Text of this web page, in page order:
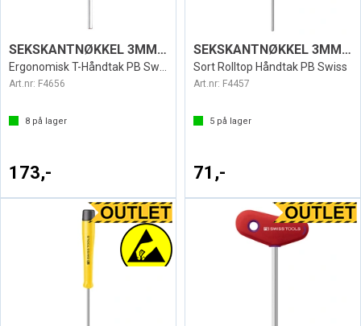
SEKSKANTNØKKEL 3MM SPIN SWISS
Art.nr: F4656
8 på lager
173,-
SEKSKANTNØKKEL 3MM ESD1123
Sort Rolltop Håndtak PB Swiss
Art.nr: F4457
5 på lager
71,-